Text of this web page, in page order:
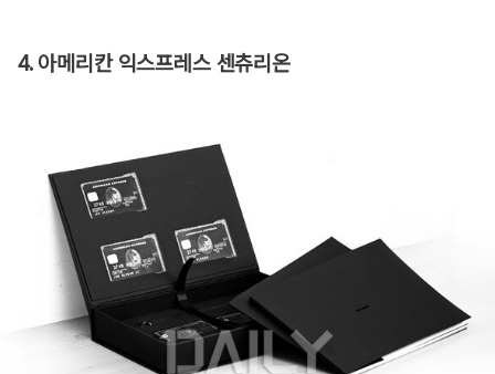
4. 아메리칸 익스프레스 센츄리온